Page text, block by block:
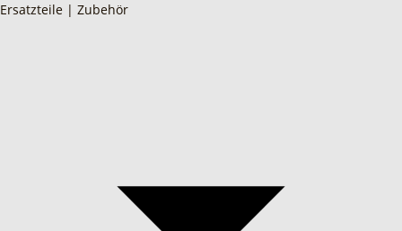
Ersatzteile | Zubehör